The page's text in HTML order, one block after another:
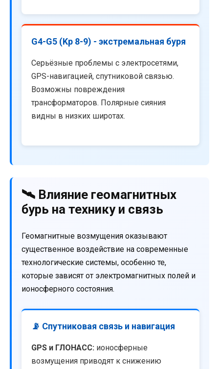
G4-G5 (Kp 8-9) - экстремальная буря
Серьёзные проблемы с электросетями,
GPS-навигацией, спутниковой связью.
Возможны повреждения
трансформаторов. Полярные сияния
видны в низких широтах.
🛰️ Влияние геомагнитных
бурь на технику и связь
Геомагнитные возмущения оказывают
существенное воздействие на современные
технологические системы, особенно те,
которые зависят от электромагнитных полей и
ионосферного состояния.
📡 Спутниковая связь и навигация
GPS и ГЛОНАСС: ионосферные
возмущения приводят к снижению